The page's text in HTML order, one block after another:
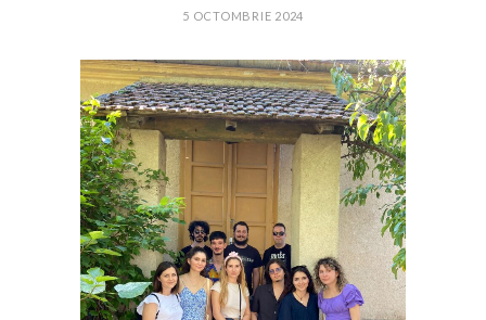
5 OCTOMBRIE 2024